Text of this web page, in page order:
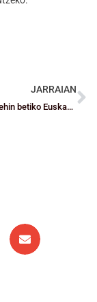
JARRAIAN
18 bizkaitar behin betiko Euskadiko Selekzioetan